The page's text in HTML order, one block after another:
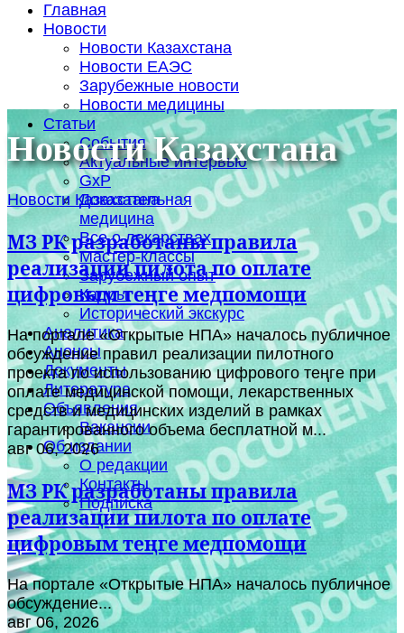
Главная
Новости
Новости Казахстана
Новости ЕАЭС
Зарубежные новости
Новости медицины
Статьи
События
Актуальные интервью
GxP
Доказательная
медицина
Все о лекарствах
Мастер-классы
Зарубежный опыт
Кадры
Исторический экскурс
Аналитика
Анонсы
Документы
Литература
Объявления
Вакансии
Об издании
О редакции
Контакты
Подписка
Новости Казахстана
Новости Казахстана
МЗ РК разработаны правила
реализации пилота по оплате
цифровым теңге медпомощи
На портале «Открытые НПА» началось публичное
обсуждение правил реализации пилотного
проекта по использованию цифрового теңге при
оплате медицинской помощи, лекарственных
средств и медицинских изделий в рамках
гарантированного объема бесплатной м...
авг 06, 2026
МЗ РК разработаны правила
реализации пилота по оплате
цифровым теңге медпомощи
На портале «Открытые НПА» началось публичное
обсуждение...
авг 06, 2026